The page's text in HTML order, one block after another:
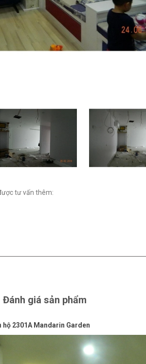
tư vấn thêm:
Đánh giá sản phẩm
2301A Mandarin Garden